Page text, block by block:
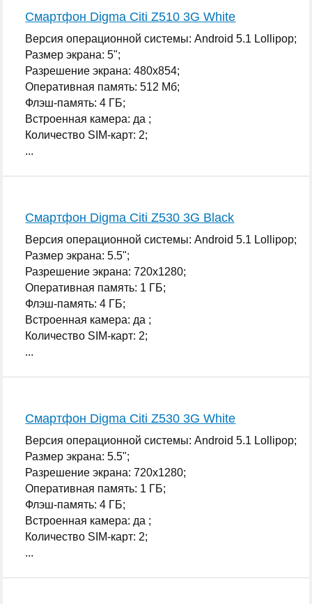
Смартфон Digma Citi Z510 3G White
Версия операционной системы: Android 5.1 Lollipop;
Размер экрана: 5";
Разрешение экрана: 480x854;
Оперативная память: 512 Мб;
Флэш-память: 4 ГБ;
Встроенная камера: да ;
Количество SIM-карт: 2;
...
Смартфон Digma Citi Z530 3G Black
Версия операционной системы: Android 5.1 Lollipop;
Размер экрана: 5.5";
Разрешение экрана: 720x1280;
Оперативная память: 1 ГБ;
Флэш-память: 4 ГБ;
Встроенная камера: да ;
Количество SIM-карт: 2;
...
Смартфон Digma Citi Z530 3G White
Версия операционной системы: Android 5.1 Lollipop;
Размер экрана: 5.5";
Разрешение экрана: 720x1280;
Оперативная память: 1 ГБ;
Флэш-память: 4 ГБ;
Встроенная камера: да ;
Количество SIM-карт: 2;
...